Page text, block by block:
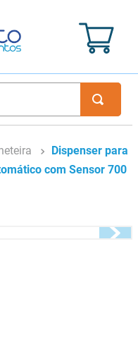
Dispenser para
com Sensor 700